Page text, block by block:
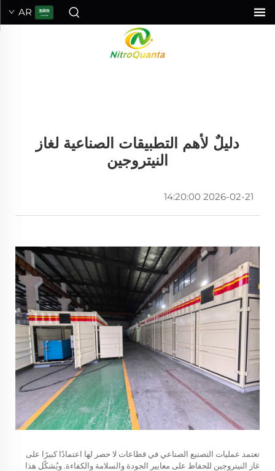
AR
دليلٌ لأهم التطبيقات الصناعية لغاز
النيتروجين
2026-02-21 14:20:00
تعتمد عمليات التصنيع الصناعي في قطاعات لا حصر لها اعتمادًا كبيرًا على
غاز النيتروجين للحفاظ على معايير الجودة والسلامة والكفاءة. ويُشكّل هذا